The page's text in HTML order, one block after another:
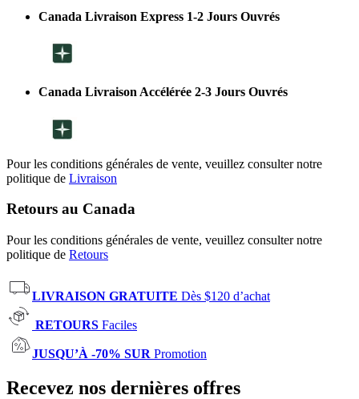
Canada Livraison Express 1-2 Jours Ouvrés
Canada Livraison Accélérée 2-3 Jours Ouvrés
Pour les conditions générales de vente, veuillez consulter notre
politique de Livraison
Retours au Canada
Pour les conditions générales de vente, veuillez consulter notre
politique de Retours
LIVRAISON GRATUITE Dès $120 d’achat
RETOURS Faciles
JUSQU’À -70% SUR Promotion
Recevez nos dernières offres